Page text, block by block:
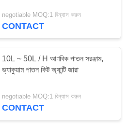
negotiable MOQ:1 বিন্যাস করুন
CONTACT
10L ~ 50L / H আণবিক পাতন সরঞ্জাম,
ভ্যাকুয়াম পাতন কিট অ্যান্টি জারা
negotiable MOQ:1 বিন্যাস করুন
CONTACT